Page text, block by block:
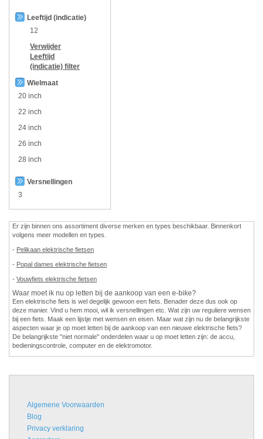
Leeftijd (indicatie)
12
Verwijder
Leeftijd
(indicatie) filter
Wielmaat
20 inch
22 inch
24 inch
26 inch
28 inch
Versnellingen
3
Er zijn binnen ons assortiment diverse merken en types beschikbaar. Binnenkort
volgens meer modellen en types.
- Pelikaan elektrische fietsen
- Popal dames elektrische fietsen
- Vouwfiets elektrische fietsen
Waar moet ik nu op letten bij de aankoop van een e-bike?
Een elektrische fiets is wel degelijk gewoon een fiets. Benader deze dus ook op
deze manier. Vind u hem mooi, wil ik versnellingen etc. Wat zijn uw reguliere wensen
bij een fiets. Maak een lijstje met wensen en eisen. Maar wat zijn nu de belangrijkste
aspecten waar je op moet letten bij de aankoop van een nieuwe elektrische fiets?
De belangrijkste "niet normale" onderdelen waar u op moet letten zijn: de accu,
bedieningscontrole, computer en de elektromotor.
Algemene Voorwaarden
Blog
Privacy verklaring